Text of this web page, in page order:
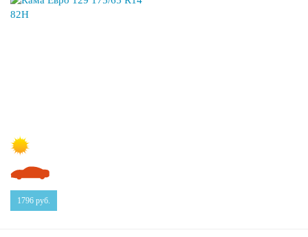
1796 руб.